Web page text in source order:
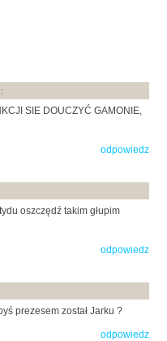
SIE DOUCZYĆ GAMONIE,
odpowiedz
oszczędź takim głupim
odpowiedz
prezesem został Jarku ?
odpowiedz